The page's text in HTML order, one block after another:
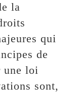
la
qui
de
une loi
sont,